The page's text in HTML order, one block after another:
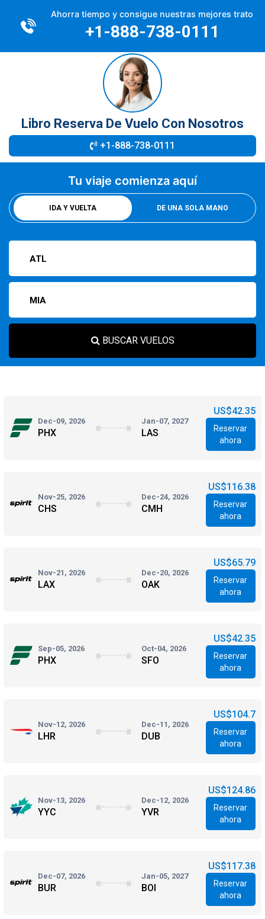
Libro Reserva De Vuelo Con Nosotros
+1-888-738-0111
×
Tu viaje comienza aquí
IDA Y VUELTA DE UNA SOLA MANO
BUSCAR VUELOS
Dec-09, 2026
PHX
Jan-07, 2027
LAS
US$42.35
Reservar
ahora
Nov-25, 2026
CHS
Dec-24, 2026
CMH
US$116.38
Reservar
ahora
Nov-21, 2026
LAX
Dec-20, 2026
OAK
US$65.79
Reservar
ahora
Sep-05, 2026
PHX
Oct-04, 2026
SFO
US$42.35
Reservar
ahora
Nov-12, 2026
LHR
Dec-11, 2026
DUB
US$104.7
Reservar
ahora
Nov-13, 2026
YYC
Dec-12, 2026
YVR
US$124.86
Reservar
ahora
Dec-07, 2026
BUR
Jan-05, 2027
BOI
US$117.38
Reservar
ahora
Ahorra tiempo y consigue nuestras mejores trato
+1-888-738-0111